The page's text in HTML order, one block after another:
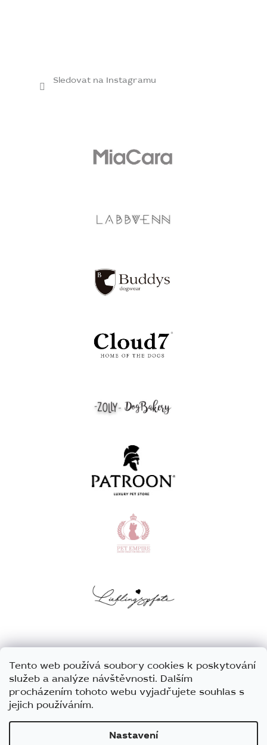
Tento web používá soubory cookies k poskytování
služeb a analýze návštěvnosti. Dalším
procházením tohoto webu vyjadřujete souhlas s
jejich používáním.
Nastavení
Sledovat na Instagramu
Vytvořil Shoptet